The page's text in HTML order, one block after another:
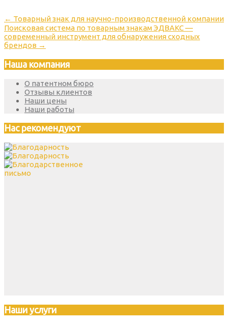
← Товарный знак для научно-производственной компании
Поисковая система по товарным знакам ЭДВАКС —
современный инструмент для обнаружения сходных
брендов →
Наша компания
О патентном бюро
Отзывы клиентов
Наши цены
Наши работы
Нас рекомендуют
Наши услуги